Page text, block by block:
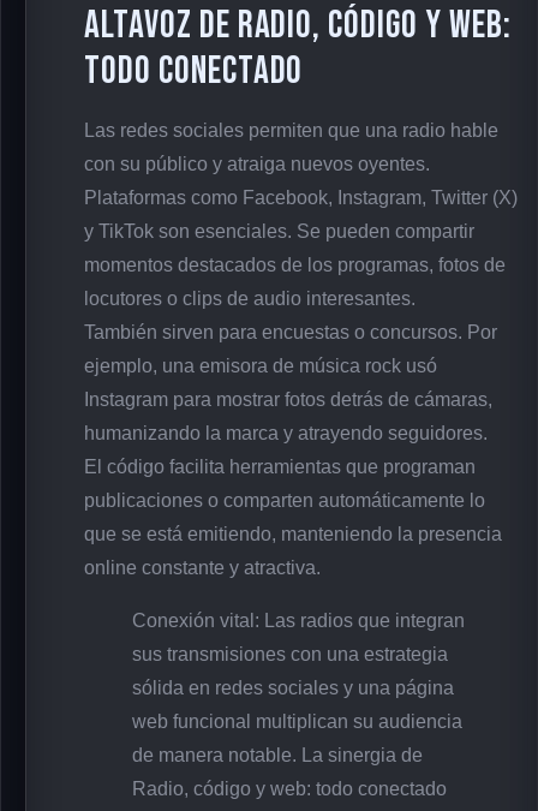
altavoz de Radio, código y web:
todo conectado
Las redes sociales permiten que una radio hable
con su público y atraiga nuevos oyentes.
Plataformas como Facebook, Instagram, Twitter (X)
y TikTok son esenciales. Se pueden compartir
momentos destacados de los programas, fotos de
locutores o clips de audio interesantes.
También sirven para encuestas o concursos. Por
ejemplo, una emisora de música rock usó
Instagram para mostrar fotos detrás de cámaras,
humanizando la marca y atrayendo seguidores.
El código facilita herramientas que programan
publicaciones o comparten automáticamente lo
que se está emitiendo, manteniendo la presencia
online constante y atractiva.
Conexión vital: Las radios que integran
sus transmisiones con una estrategia
sólida en redes sociales y una página
web funcional multiplican su audiencia
de manera notable. La sinergia de
Radio, código y web: todo conectado